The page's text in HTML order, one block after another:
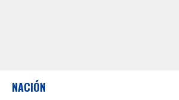
NACIÓN